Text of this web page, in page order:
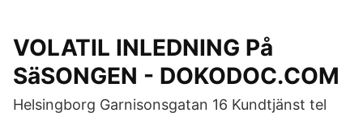
VOLATIL INLEDNING På
SäSONGEN - DOKODOC.COM
Helsingborg Garnisonsgatan 16 Kundtjänst tel